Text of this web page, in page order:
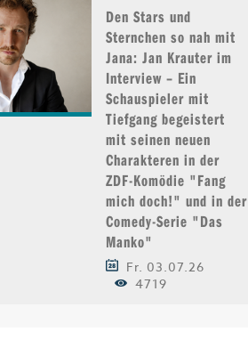
Den Stars und
Sternchen so nah mit
Jana: Jan Krauter im
Interview – Ein
Schauspieler mit
Tiefgang begeistert
mit seinen neuen
Charakteren in der
ZDF-Komödie "Fang
mich doch!" und in der
Comedy-Serie "Das
Manko"
Fr. 03.07.26
4719